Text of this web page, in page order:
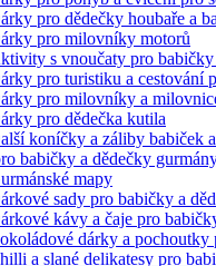
pro dědečky houbaře a
pro milovníky motorů
s vnoučaty pro babičky
pro turistiku a cestování
pro milovníky a
pro dědečka kutila
koníčky a záliby babiček
babičky a dědečky
mapy
sady pro babičky a
kávy a čaje pro
dárky a pochoutky
a slané delikatesy pro